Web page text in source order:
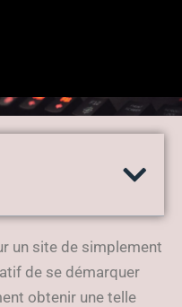
gagnante
un site de simplement
de se démarquer
obtenir une telle